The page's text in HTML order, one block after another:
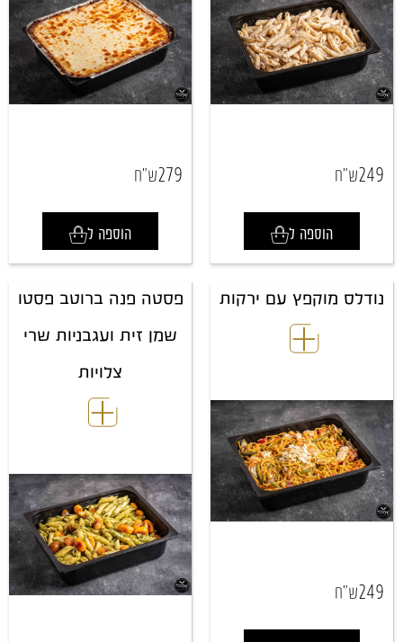
249ש"ח
הוספה ל
279ש"ח
הוספה ל
נודלס מוקפץ עם ירקות
249ש"ח
פסטה פנה ברוטב פסטו
שמן זית ועגבניות שרי
צלויות